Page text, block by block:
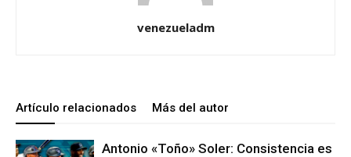
venezueladm
Artículo relacionados Más del autor
Antonio «Toño» Soler: Consistencia es